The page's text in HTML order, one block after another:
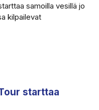
samoilla vesillä jo
kilpailevat
starttaa